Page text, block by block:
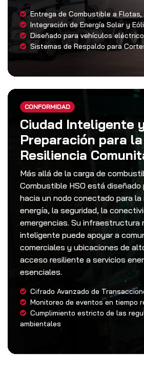
Entrega de Combustible a
Integración de Energía Solar y
Diseñado para vehículos
Sistemas de Respaldo para
CONFORMIDAD
Ciudad Inteligente
Preparación para la
Resiliencia
Más allá de la carga de
Combustible HSO está diseñado
hacia un nodo conectado para la
energía, la seguridad, la
emergencias. Su infraestructura
inteligente puede apoyar a
comerciales y ubicaciones de
acceso resiliente a servicios
esenciales.
Cifrado Avanzado de
Monitoreo de eventos en tiempo
Cumplimiento estricto de las
ambientales